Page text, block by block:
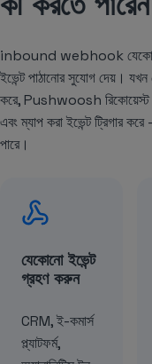
inbound webhook যেকোনো
ইভেন্ট পাঠানোর সুযোগ
করে, Pushwoosh রিকোয়েস্ট
এবং ম্যাপ করা ইভেন্ট
পারে।
যেকোনো ইভেন্ট
গ্রহণ করুন
CRM, ই-কমার্স
প্ল্যাটফর্ম,